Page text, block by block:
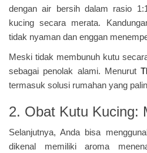
dengan air bersih dalam rasio
kucing secara merata.
tidak nyaman dan enggan
Meski tidak membunuh kutu
sebagai penolak alami. Menurut
termasuk solusi rumahan yang
2. Obat Kutu Kucing:
Selanjutnya, Anda bisa
dikenal memiliki aroma